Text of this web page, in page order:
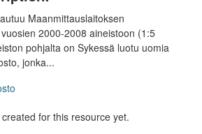
Maanmittauslaitoksen
2000-2008 aineistoon (1:5
pohjalta on Sykessä luotu uomia
jonka...
for this resource yet.